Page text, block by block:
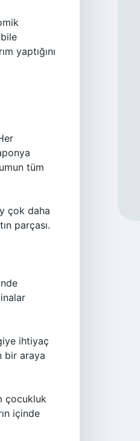
yaptığını
tüm
çok daha
parçası.
ihtiyaç
bir araya
çocukluk
içinde